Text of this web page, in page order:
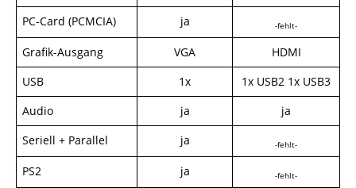
PC-Card (PCMCIA)
ja -fehlt-
Grafik-Ausgang VGA
HDMI
USB
1x
1x USB2 1x USB3
Audio
ja
ja
Seriell + Parallel
ja -fehlt-
PS2 ja -fehlt-